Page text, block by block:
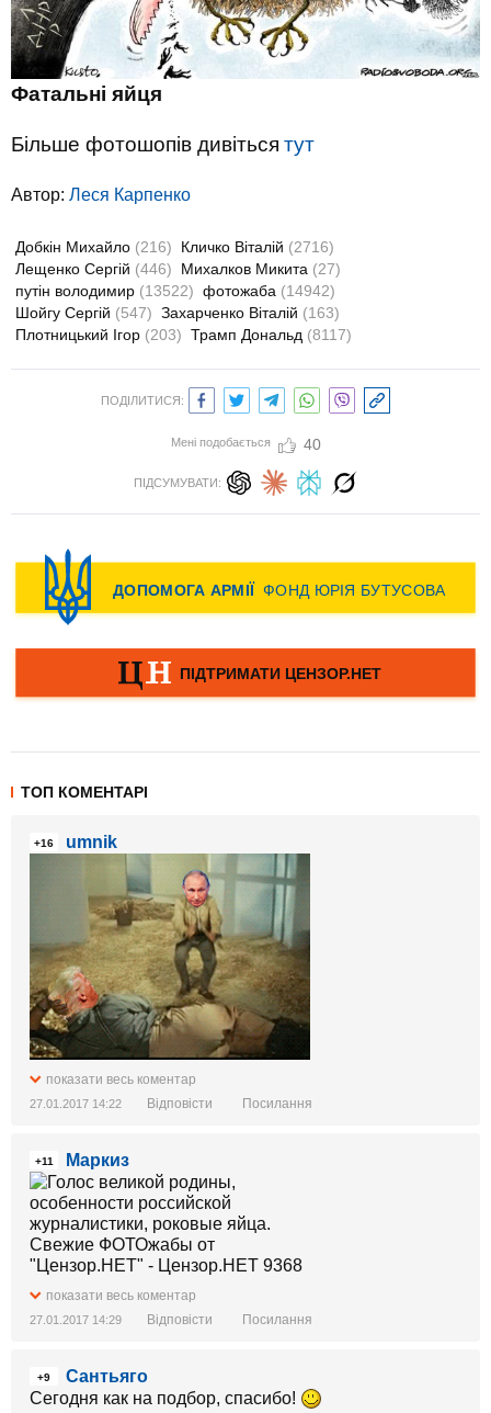
Фатальні яйця
Більше фотошопів дивіться тут
Автор: Леся Карпенко
Добкін Михайло (216) Кличко Віталій (2716)
Лещенко Сергій (446) Михалков Микита (27)
путін володимир (13522) фотожаба (14942)
Шойгу Сергій (547) Захарченко Віталій (163)
Плотницький Ігор (203) Трамп Дональд (8117)
ПОДІЛИТИСЯ:
Мені подобається 40
ПІДСУМУВАТИ:
ТОП КОМЕНТАРІ
+16 umnik
показати весь коментар
27.01.2017 14:22 Відповісти Посилання
+11 Маркиз
показати весь коментар
27.01.2017 14:29 Відповісти Посилання
+9
Сантьяго
Сегодня как на подбор, спасибо!